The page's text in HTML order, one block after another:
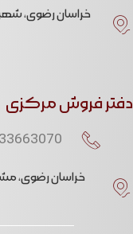
دفتر فروش مرکزی
خراسان رضوی،